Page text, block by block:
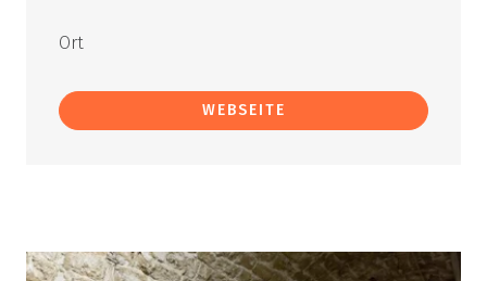
Ort
WEBSEITE